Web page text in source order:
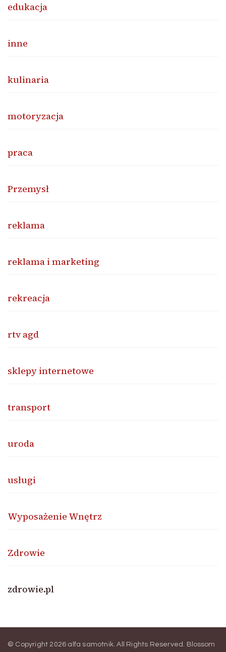
edukacja
inne
kulinaria
motoryzacja
praca
Przemysł
reklama
reklama i marketing
rekreacja
rtv agd
sklepy internetowe
transport
uroda
usługi
Wyposażenie Wnętrz
Zdrowie
zdrowie.pl
© Copyright 2026 alfa samotnik. All Rights Reserved. Blossom